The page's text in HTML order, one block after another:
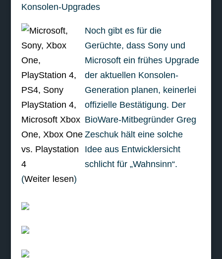
Konsolen-Upgrades
Noch gibt es für die
Gerüchte, dass Sony und
Microsoft ein frühes Upgrade
der aktuellen Konsolen-
Generation planen, keinerlei
offizielle Bestätigung. Der
BioWare-Mitbegründer Greg
Zeschuk hält eine solche
Idee aus Entwicklersicht
schlicht für „Wahnsinn“.
(Weiter lesen)